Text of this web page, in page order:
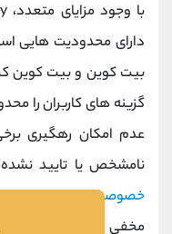
دارای محدودیت هایی
بیت کوین و بیت کوین
گزینه های کاربران را
عدم امکان رهگیری
نامشخص یا تایید
خصوصیکامل را فراهم
مخفی نمی ماند. این